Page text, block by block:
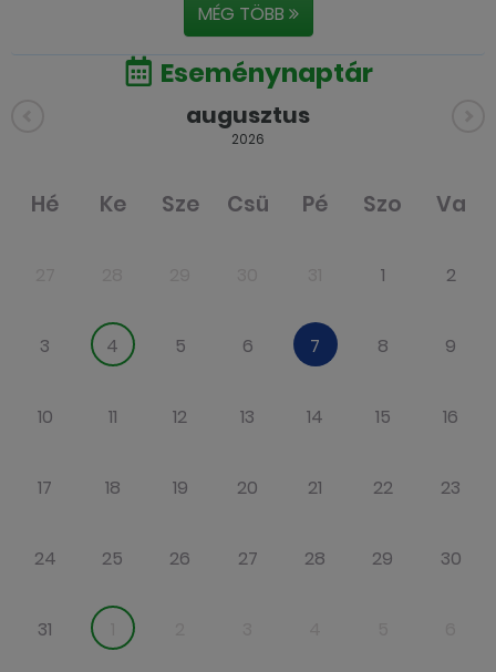
MÉG TÖBB
Eseménynaptár
augusztus
2026
Hé Ke Sze Csü Pé Szo Va
1 2
3 4 5 6 7 8 9
10 11 12 13 14 15 16
17 18 19 20 21 22 23
24 25 26 27 28 29 30
31